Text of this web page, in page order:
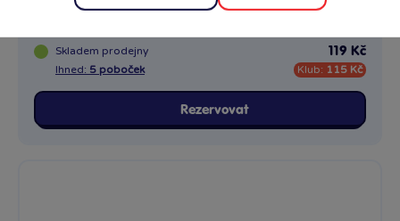
Skladem prodejny
Ihned: 5 poboček
119 Kč
Klub: 115 Kč
Rezervovat